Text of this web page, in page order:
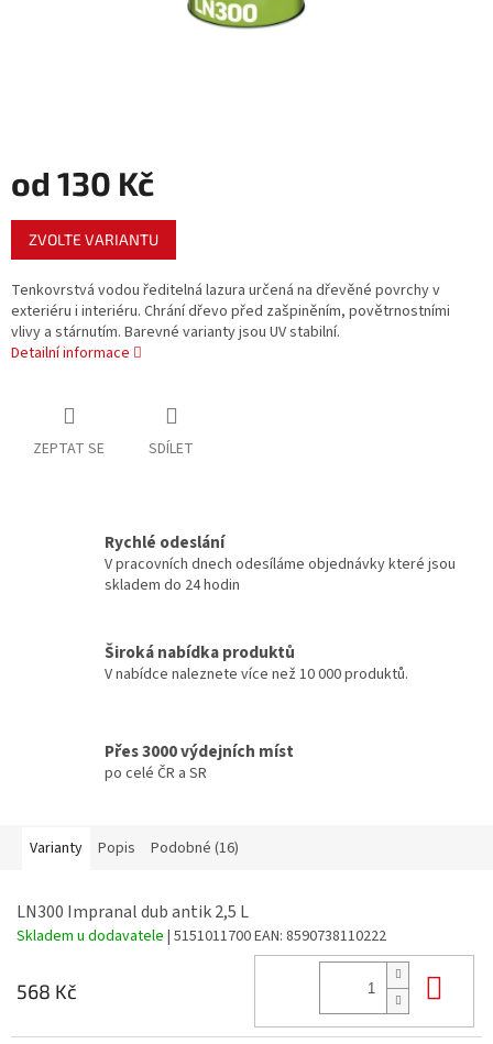
od 130 Kč
Měrná
cena:
ZVOLTE VARIANTU
Tenkovrstvá vodou ředitelná lazura určená na dřevěné povrchy v
exteriéru i interiéru. Chrání dřevo před zašpiněním, povětrnostními
vlivy a stárnutím. Barevné varianty jsou UV stabilní.
Detailní informace
ZEPTAT SE SDÍLET
Rychlé odeslání
V pracovních dnech odesíláme objednávky které jsou
skladem do 24 hodin
Široká nabídka produktů
V nabídce naleznete více než 10 000 produktů.
Přes 3000 výdejních míst
po celé ČR a SR
Varianty Popis Podobné (16)
LN300 Impranal dub antik 2,5 L
Skladem u dodavatele | 5151011700EAN: 8590738110222
568 Kč